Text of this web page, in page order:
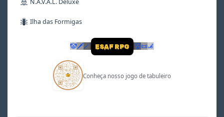
N.A.V.A.L. Deluxe
🐜 Ilha das Formigas
🤡 🗡🪄 ESAF RPG 👹📜🦼
Conheça nosso jogo de tabuleiro